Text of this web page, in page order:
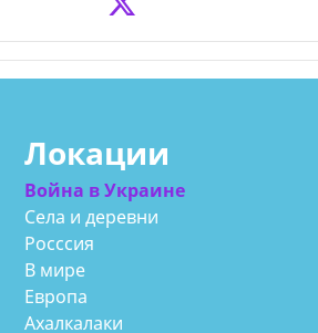
Локации
Война в Украине
Села и деревни
Росссия
В мире
Европа
Ахалкалаки